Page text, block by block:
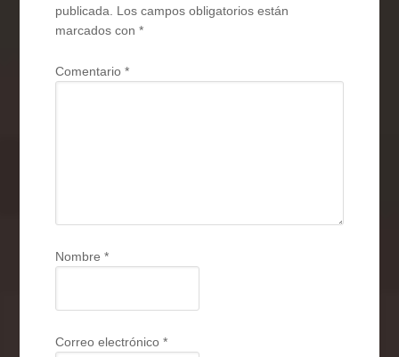
publicada. Los campos obligatorios están
marcados con*
Comentario*
Nombre*
Correo electrónico*